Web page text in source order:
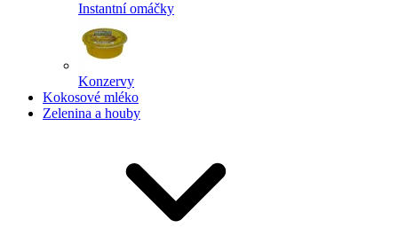
Instantní omáčky
Konzervy
Kokosové mléko
Zelenina a houby